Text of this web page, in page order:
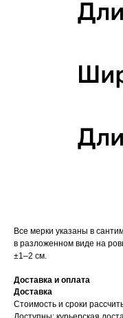
Все мерки указаны в
в разложенном виде на
±1–2 см.
Доставка и оплата
Доставка
Стоимость и сроки